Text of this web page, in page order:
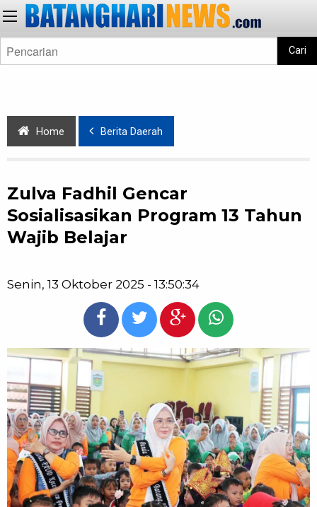
Cari
Home Berita Daerah
Zulva Fadhil Gencar
Sosialisasikan Program 13 Tahun
Wajib Belajar
Senin, 13 Oktober 2025 - 13:50:34